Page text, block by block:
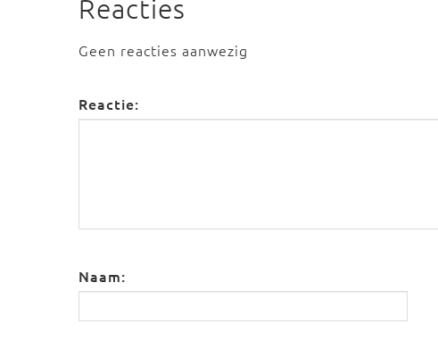
Reacties
Geen reacties aanwezig
Reactie:
Naam: